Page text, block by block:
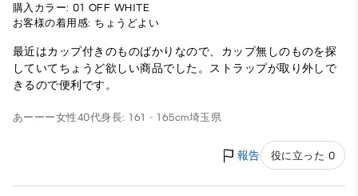
購入カラー: 01 OFF WHITE
お客様の着用感: ちょうどよい
最近はカップ付きのものばかりなので、カップ無しのものを探
していてちょうど欲しい商品でした。ストラップが取り外しで
きるので便利です。
あーーー女性40代身長: 161 - 165cm埼玉県
報告 役に立った 0